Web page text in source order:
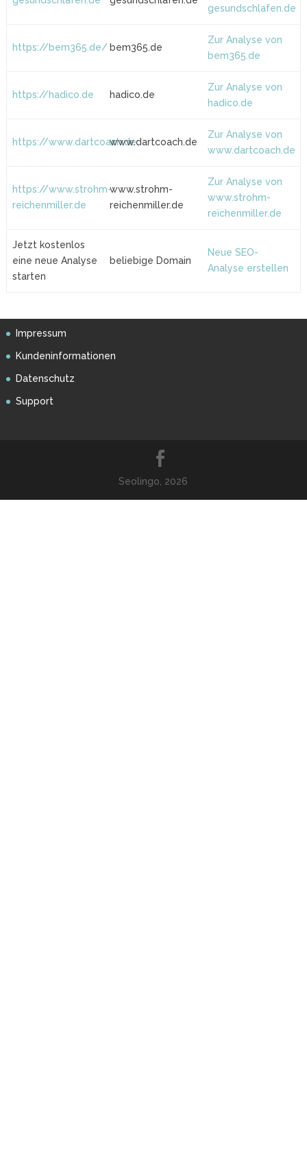
gesundschlafen.de
https://bem365.de/ bem365.de
Zur Analyse von
bem365.de
https://hadico.de hadico.de
Zur Analyse von
hadico.de
https://www.dartcoach.dewww.dartcoach.de
Zur Analyse von
www.dartcoach.de
https://www.strohm-
reichenmiller.de
www.strohm-
reichenmiller.de
Zur Analyse von
www.strohm-
reichenmiller.de
Jetzt kostenlos
eine neue Analyse
starten
beliebige Domain
Neue SEO-
Analyse erstellen
Impressum
Kundeninformationen
Datenschutz
Support
Seolingo, 2026